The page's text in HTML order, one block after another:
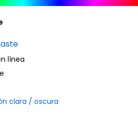
línea
clara / oscura